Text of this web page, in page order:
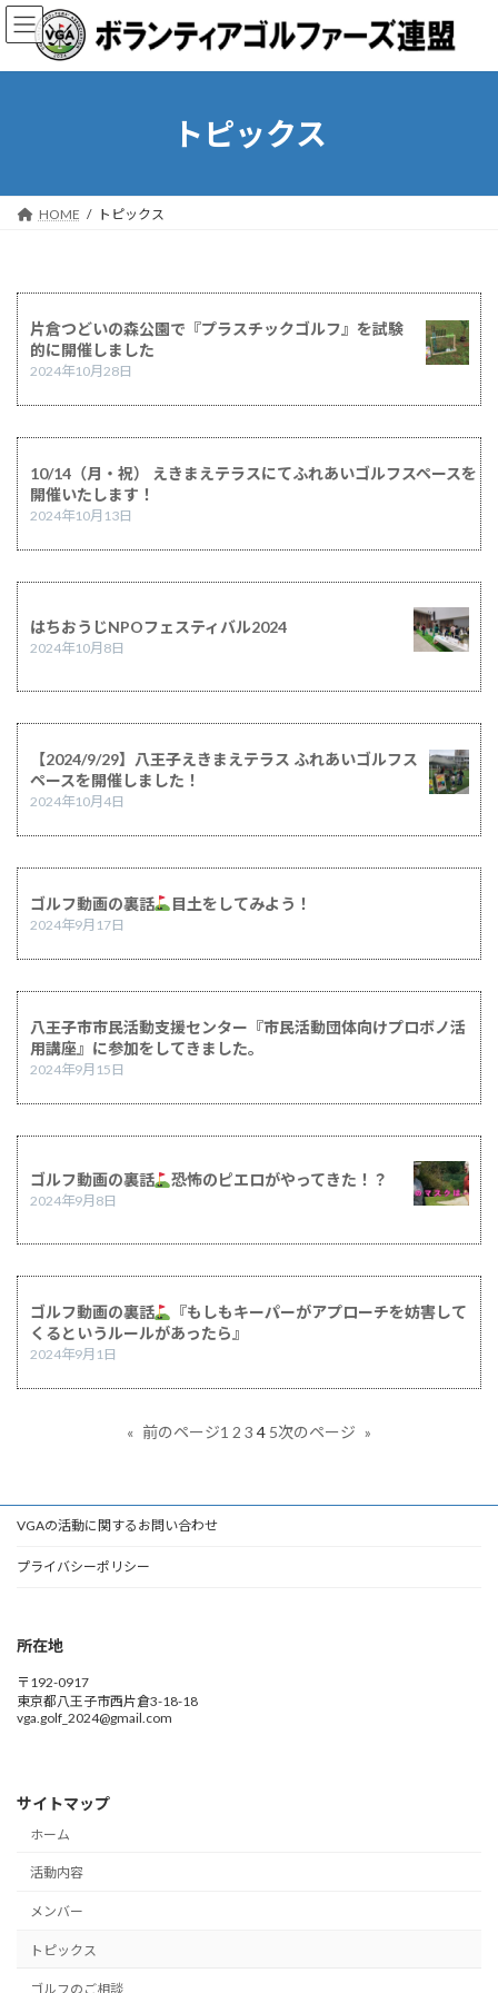
コ
ン
ン
ナ
ビ
ー
トピックス
HOME トピックス
片倉つどいの森公園で『プラスチックゴルフ』を試験
的に開催しました
2024年10月28日
10/14（月・祝） えきまえテラスにてふれあいゴルフスペースを
開催いたします！
2024年10月13日
はちおうじNPOフェスティバル2024
2024年10月8日
【2024/9/29】八王子えきまえテラス ふれあいゴルフス
ペースを開催しました！
2024年10月4日
ゴルフ動画の裏話 目土をしてみよう！
2024年9月17日
八王子市市民活動支援センター『市⺠活動団体向けプロボノ活
用講座』に参加をしてきました。
2024年9月15日
ゴルフ動画の裏話 恐怖のピエロがやってきた！？
2024年9月8日
ゴルフ動画の裏話
『もしもキーパーがアプローチを妨害して
くるというルールがあったら』
2024年9月1日
« 前のページ1 2 3 4 5次のページ »
VGAの活動に関するお問い合わせ
プライバシーポリシー
所在地
〒192-0917
東京都八王子市西片倉3-18-18
vga.golf_2024@gmail.com
サイトマップ
ホーム
活動内容
メンバー
トピックス
ゴルフのご相談